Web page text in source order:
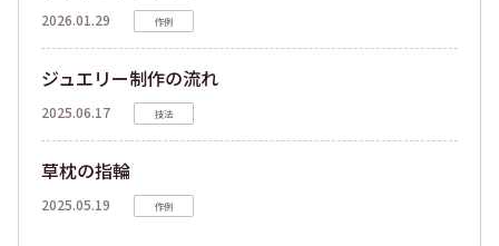
2026.01.29 作例
ジュエリー制作の流れ
2025.06.17 技法
草枕の指輪
2025.05.19 作例